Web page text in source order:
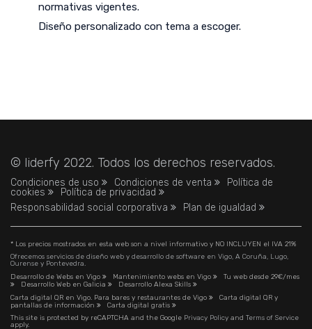
normativas vigentes.
Diseño personalizado con tema a escoger.
© liderfy 2022. Todos los derechos reservados.
Condiciones de uso Condiciones de venta
Política de
cookies
Política de privacidad
Responsabilidad social corporativa
Plan de igualdad
* Los precios mostrados en esta web son a nivel informativo y NO INCLUYEN el IVA 21%
Ofrecemos servicios de diseño web y desarrollo de software en Vigo, A Coruña, Lugo,
Ourense y Pontevedra.
Desarrollo de Webs en Vigo
Mantenimiento webs en Vigo
Tu web desde 29€/mes
Desarrollo Web en Galicia
Desarrollo Alexa Skills
Carta digital QR en Vigo. Para bares y restaurantes de Vigo
Carta digital QR y
pantallas de información
Carta digital gratis
This site is protected by reCAPTCHA and the Google Privacy Policy and Terms of Service
apply.